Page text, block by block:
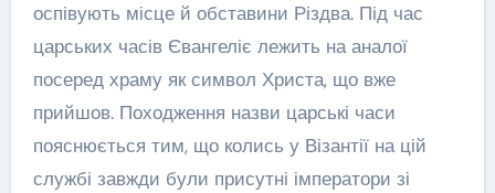
оспівують місце й обставини Різдва. Під час
царських часів Євангеліє лежить на аналої
посеред храму як символ Христа, що вже
прийшов. Походження назви царські часи
пояснюється тим, що колись у Візантії на цій
службі завжди були присутні імператори зі